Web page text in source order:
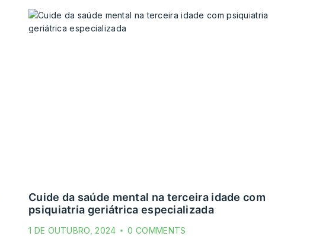
cuide da saúde mental na terceira idade com
psiquiatria geriátrica especializada
1 DE OUTUBRO, 2024 0 COMMENTS